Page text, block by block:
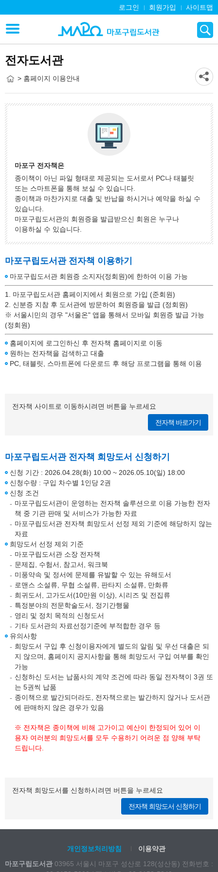
로그인 회원가입 사이트맵
전자도서관
> 홈페이지 이용안내
마포구 전자책은
종이책이 아닌 파일 형태로 제공되는 도서로서 PC나 태블릿
또는 스마트폰을 통해 보실 수 있습니다.
종이책과 마찬가지로 대출 및 반납을 하시거나 예약을 하실 수
있습니다.
마포구립도서관의 회원증을 발급받으신 회원은 누구나
이용하실 수 있습니다.
마포구립도서관 전자책 이용하기
마포구립도서관 회원증 소지자(정회원)에 한하여 이용 가능
1. 마포구립도서관 홈페이지에서 회원으로 가입 (준회원)
2. 신분증 지참 후 도서관에 방문하여 회원증을 발급 (정회원)
※ 서울시민의 경우 "서울온" 앱을 통해서 모바일 회원증 발급 가능
(정회원)
홈페이지에 로그인하신 후 전자책 홈페이지로 이동
원하는 전자책을 검색하고 대출
PC, 태블릿, 스마트폰에 다운로드 후 해당 프로그램을 통해 이용
전자책 사이트로 이동하시려면 버튼을 누르세요
전자책 바로가기
마포구립도서관 전자책 희망도서 신청하기
신청 기간 : 2026.04.28(화) 10:00 ~ 2026.05.10(일) 18:00
신청수량 : 구입 차수별 1인당 2권
신청 조건
마포구립도서관이 운영하는 전자책 솔루션으로 이용 가능한 전자
책 중 기관 판매 및 서비스가 가능한 자료
마포구립도서관 전자책 희망도서 선정 제외 기준에 해당하지 않는
자료
희망도서 선정 제외 기준
마포구립도서관 소장 전자책
문제집, 수험서, 참고서, 워크북
미풍약속 및 정서에 문제를 유발할 수 있는 유해도서
로맨스 소설류, 무협 소설류, 판타지 소설류, 만화류
희귀도서, 고가도서(10만원 이상), 시리즈 및 전집류
특정분야의 전문학술도서, 정기간행물
영리 및 정치 목적의 신청도서
기타 도서관의 자료선정기준에 부적합한 경우 등
유의사항
희망도서 구입 후 신청이용자에게 별도의 알림 및 우선 대출은 되
지 않으며, 홈페이지 공지사항을 통해 희망도서 구입 여부를 확인
가능
신청하신 도서는 납품사의 계약 조건에 따라 동일 전자책이 3권 또
는 5권씩 납품
종이책으로 발간되더라도, 전자책으로는 발간하지 않거나 도서관
에 판매하지 않은 경우가 있음
※ 전자책은 종이책에 비해 고가이고 예산이 한정되어 있어 이
용자 여러분의 희망도서를 모두 수용하기 어려운 점 양해 부탁
드립니다.
전자책 희망도서를 신청하시려면 버튼을 누르세요
전자책 희망도서 신청하기
개인정보처리방침
이용약관
마포구립도서관 03965 서울시 마포구 성산로 128(성산동) 전화번호 :